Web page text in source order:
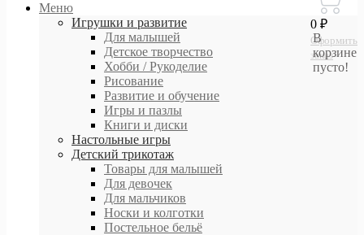
В
корзине
пусто!
0 ₽
Оформить
заказ
Меню
Игрушки и развитие
Для малышей
Детское творчество
Хобби / Рукоделие
Рисование
Развитие и обучение
Игры и пазлы
Книги и диски
Настольные игры
Детский трикотаж
Товары для малышей
Для девочек
Для мальчиков
Носки и колготки
Постельное бельё